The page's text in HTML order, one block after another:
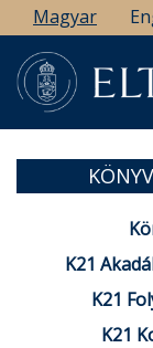
Ugrás
a
tartalomra
Magyar
K21
K21
K21